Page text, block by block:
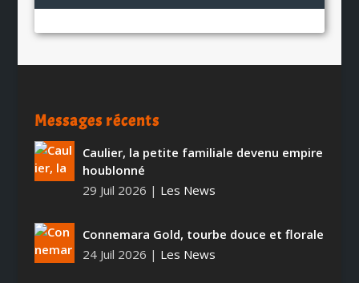
Messages récents
Caulier, la petite familiale devenu empire
houblonné
29 Juil 2026 | Les News
Connemara Gold, tourbe douce et florale
24 Juil 2026 | Les News